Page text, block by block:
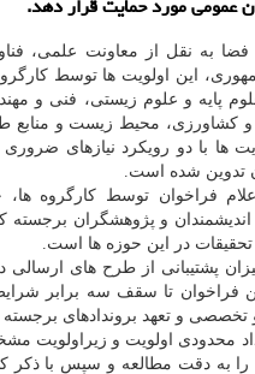
به نقل از معاونت علمی،
این اولویت ها توسط
پایه و علوم زیستی، فنی و
و کشاورزی، محیط زیست و منابع
ها با دو رویکرد نیازهای
تدوین شده است.
فراخوان توسط کارگروه
و پژوهشگران برجسته
در این حوزه ها است.
پشتیبانی از طرح های ارسالی
فراخوان تا سقف سه برابر
تخصصی و تعهد بروندادهای
محدودی اولویت و
دقت مطالعه و سپس با ذکر کد دقیق